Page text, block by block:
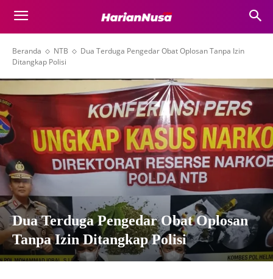
Beranda NTB
Dua Terduga Pengedar Obat Oplosan Tanpa Izin
Ditangkap Polisi
Dua Terduga Pengedar Obat Oplosan
Tanpa Izin Ditangkap Polisi